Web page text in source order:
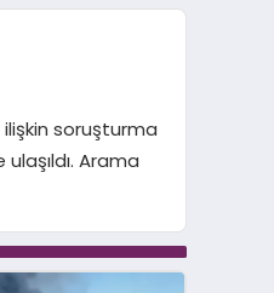
soruşturma
Arama